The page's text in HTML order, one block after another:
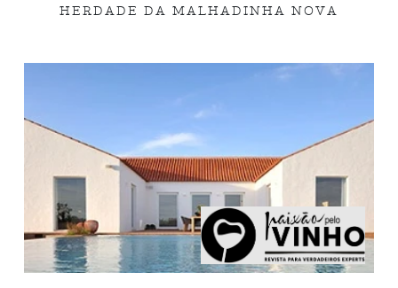
HERDADE DA MALHADINHA NOVA